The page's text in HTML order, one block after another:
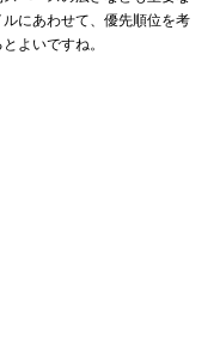
にあわせて、優先順位を考
よいですね。